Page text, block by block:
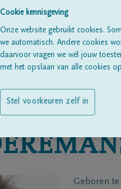
Geboren te
Cookie kennisgeving
Onze website gebruikt cookies.
we automatisch. Andere cookies
daarvoor vragen we wél jouw
met het opslaan van alle cookies
Stel voorkeuren zelf in